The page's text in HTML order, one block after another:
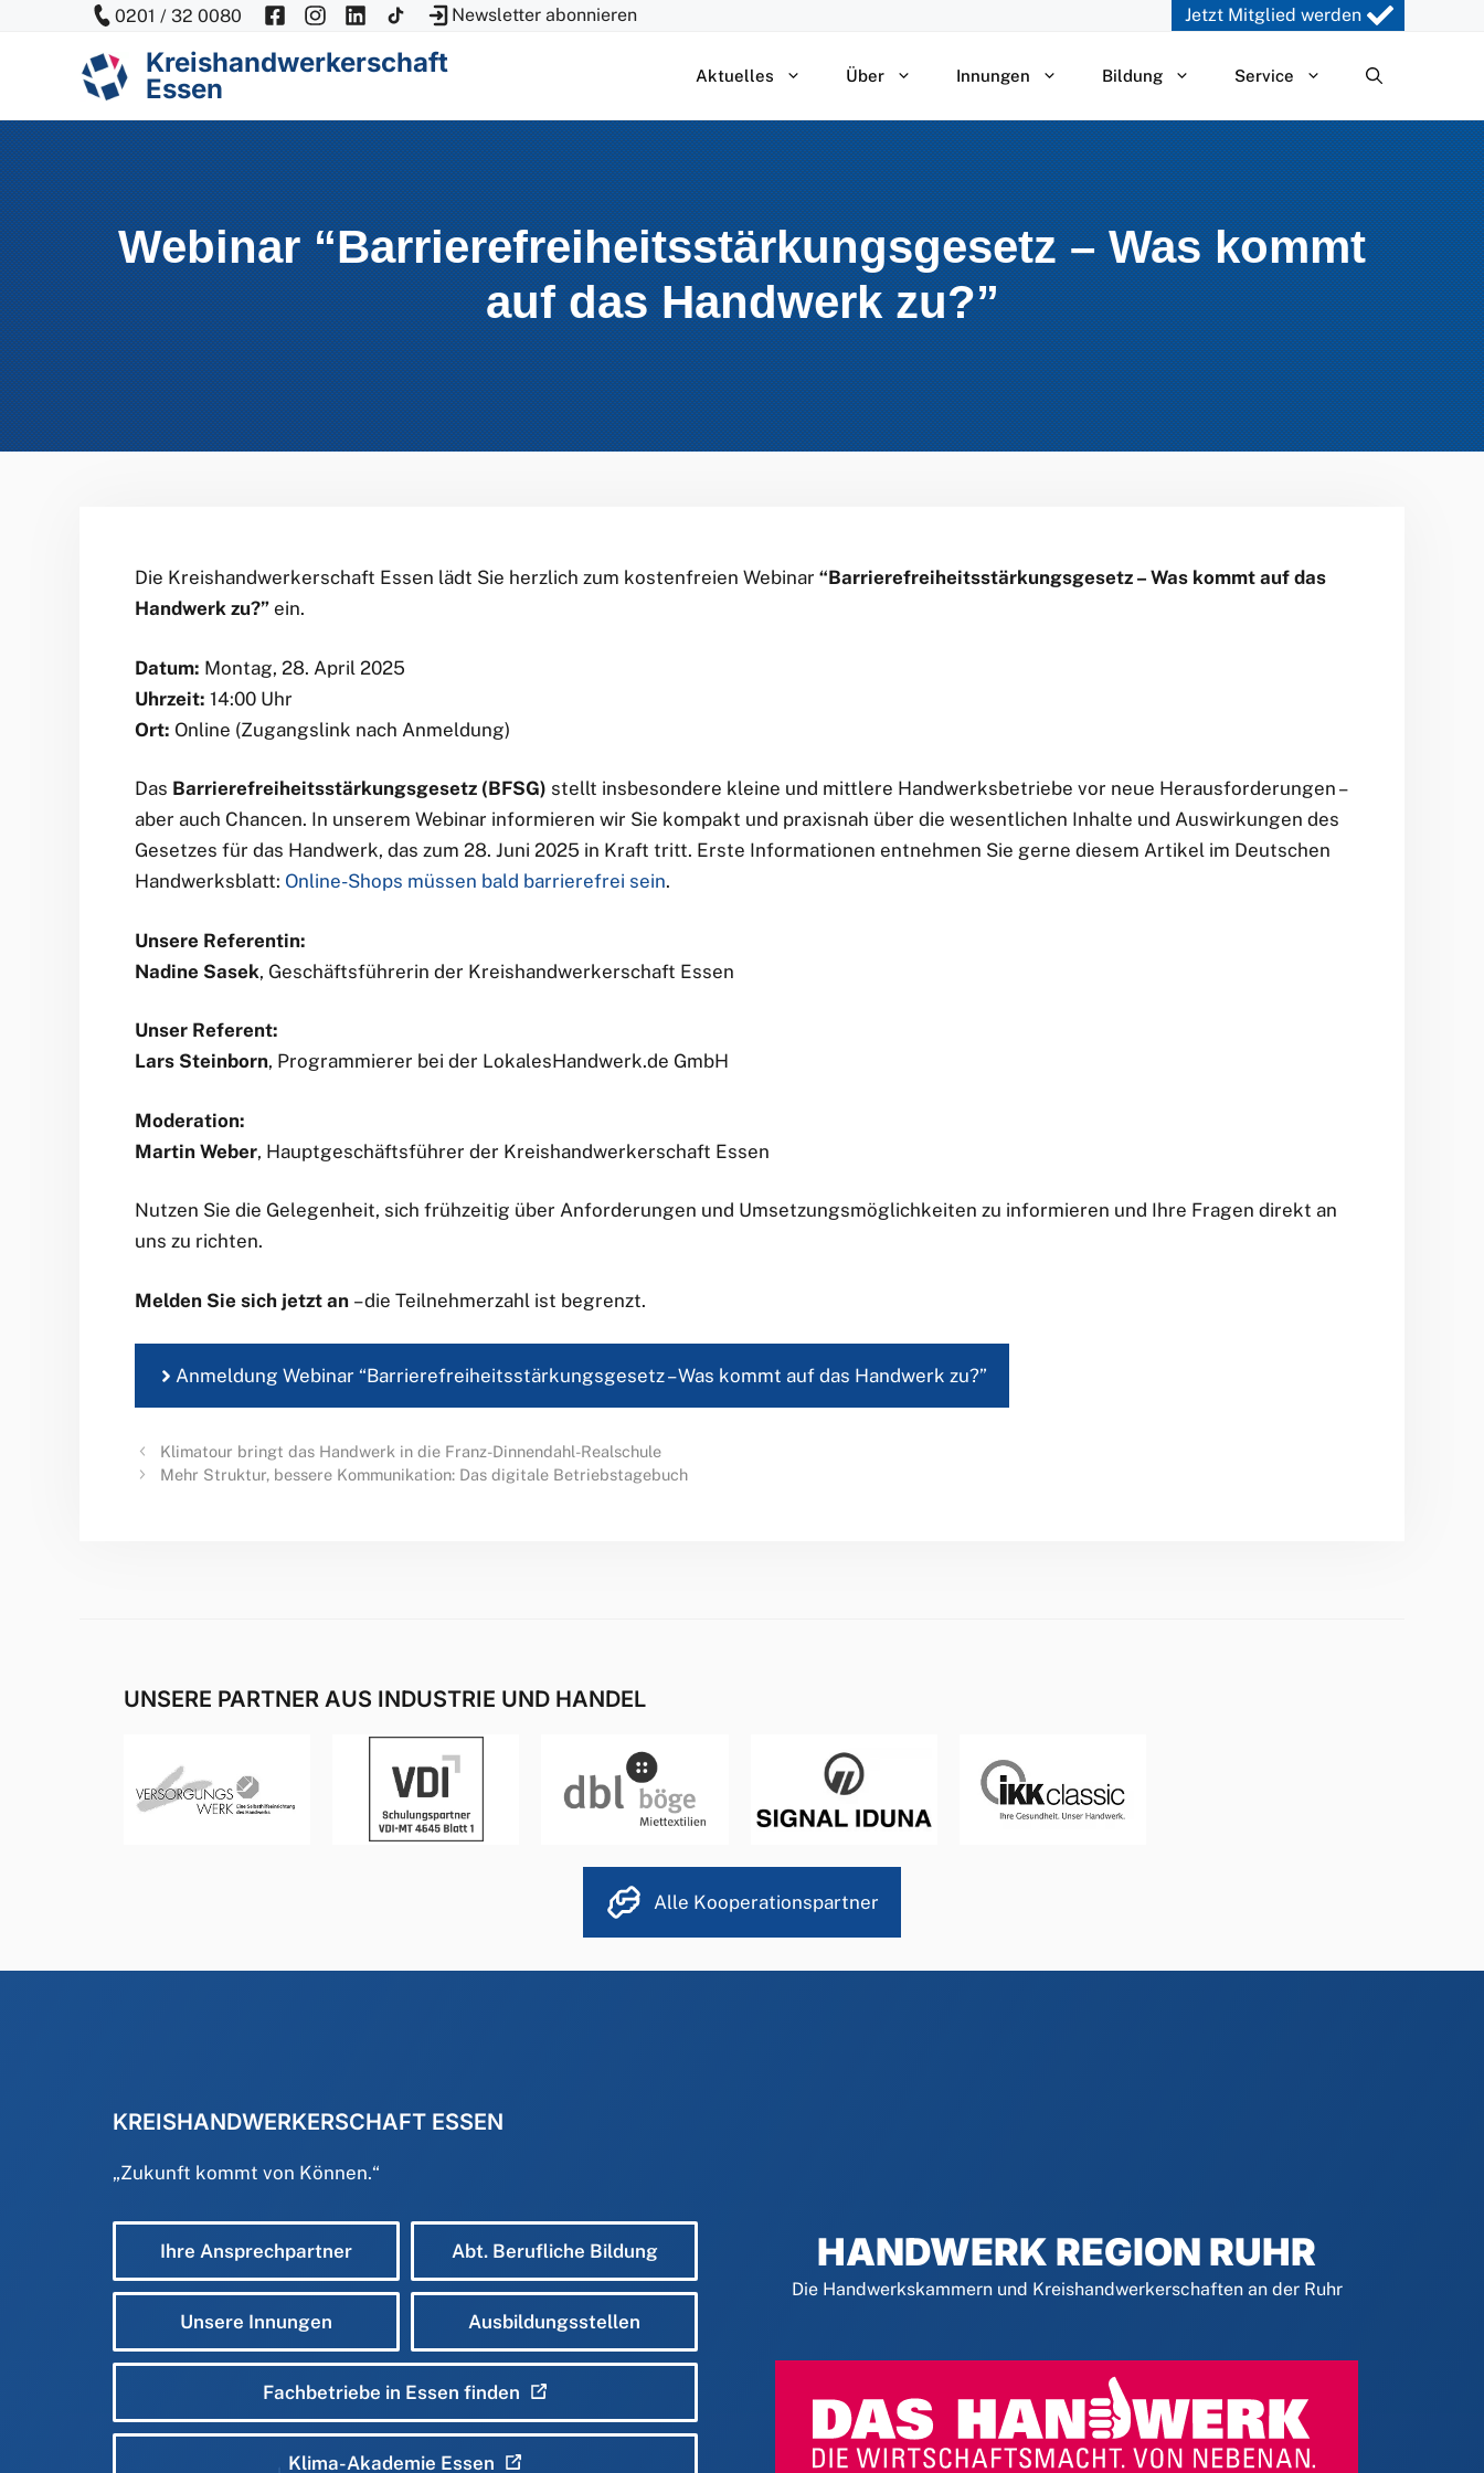
0201 / 32 0080 Newsletter abonnieren Jetzt Mitglied werden
Kreishandwerkerschaft
Essen
Aktuelles Über Innungen Bildung Service
Webinar “Barrierefreiheitsstärkungsgesetz – Was kommt
auf das Handwerk zu?”
Die Kreishandwerkerschaft Essen lädt Sie herzlich zum kostenfreien Webinar “Barrierefreiheitsstärkungsgesetz – Was kommt auf das
Handwerk zu?” ein.
Datum: Montag, 28. April 2025
Uhrzeit: 14:00 Uhr
Ort: Online (Zugangslink nach Anmeldung)
Das Barrierefreiheitsstärkungsgesetz (BFSG) stellt insbesondere kleine und mittlere Handwerksbetriebe vor neue Herausforderungen –
aber auch Chancen. In unserem Webinar informieren wir Sie kompakt und praxisnah über die wesentlichen Inhalte und Auswirkungen des
Gesetzes für das Handwerk, das zum 28. Juni 2025 in Kraft tritt. Erste Informationen entnehmen Sie gerne diesem Artikel im Deutschen
Handwerksblatt: Online-Shops müssen bald barrierefrei sein.
Unsere Referentin:
Nadine Sasek, Geschäftsführerin der Kreishandwerkerschaft Essen
Unser Referent:
Lars Steinborn, Programmierer bei der LokalesHandwerk.de GmbH
Moderation:
Martin Weber, Hauptgeschäftsführer der Kreishandwerkerschaft Essen
Nutzen Sie die Gelegenheit, sich frühzeitig über Anforderungen und Umsetzungsmöglichkeiten zu informieren und Ihre Fragen direkt an
uns zu richten.
Melden Sie sich jetzt an – die Teilnehmerzahl ist begrenzt.
Anmeldung Webinar “Barrierefreiheitsstärkungsgesetz – Was kommt auf das Handwerk zu?”
Klimatour bringt das Handwerk in die Franz-Dinnendahl-Realschule
Mehr Struktur, bessere Kommunikation: Das digitale Betriebstagebuch
UNSERE PARTNER AUS INDUSTRIE UND HANDEL
Alle Kooperationspartner
KREISHANDWERKERSCHAFT ESSEN
„Zukunft kommt von Können.“
Ihre Ansprechpartner Abt. Berufliche Bildung
Unsere Innungen Ausbildungsstellen
Fachbetriebe in Essen finden
Klima-Akademie Essen
HANDWERK REGION RUHR
Die Handwerkskammern und Kreishandwerkerschaften an der Ruhr